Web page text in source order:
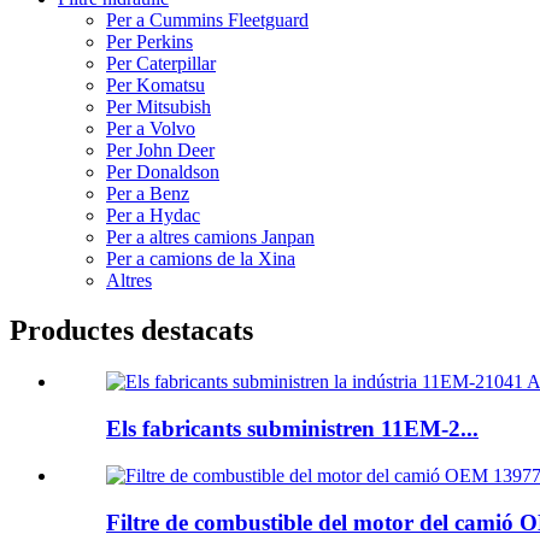
Per a Cummins Fleetguard
Per Perkins
Per Caterpillar
Per Komatsu
Per Mitsubish
Per a Volvo
Per John Deer
Per Donaldson
Per a Benz
Per a Hydac
Per a altres camions Janpan
Per a camions de la Xina
Altres
Productes destacats
Els fabricants subministren 11EM-2...
Filtre de combustible del motor del camió